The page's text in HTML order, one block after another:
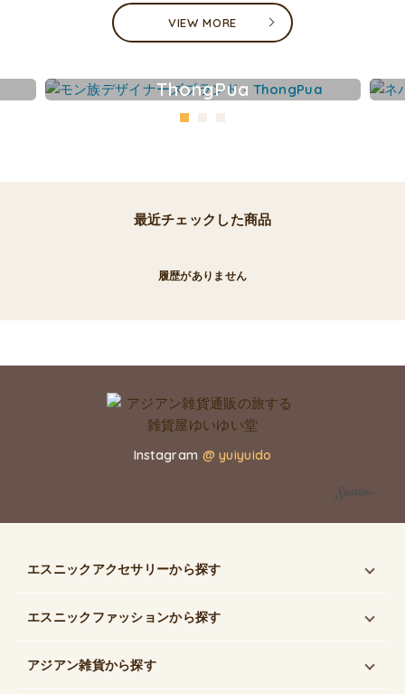
VIEW MORE
ThongPua
最近チェックした商品
履歴がありません
Instagram @ yuiyuido
エスニックアクセサリーから探す
エスニックファッションから探す
アジアン雑貨から探す